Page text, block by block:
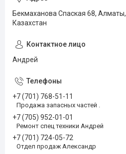
Бекмаханова Спаская 68, Алматы,
Казахстан
Андрей
+7 (701) 768-51-11
Продажа запасных частей .
+7 (705) 952-01-01
Ремонт спец техники Андрей
+7 (701) 724-05-72
Отдел продаж Александр